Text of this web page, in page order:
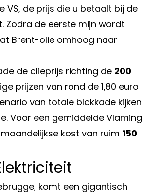
VS, de prijs die u betaalt bij de
Zodra de eerste mijn wordt
Brent-olie omhoog naar
de olieprijs richting de 200
prijzen van rond de 1,80 euro
van totale blokkade kijken
Voor een gemiddelde Vlaming
kost van ruim 150
komt een gigantisch